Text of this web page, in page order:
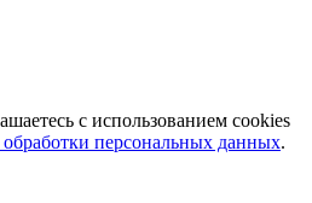
с использованием cookies
персональных данных.